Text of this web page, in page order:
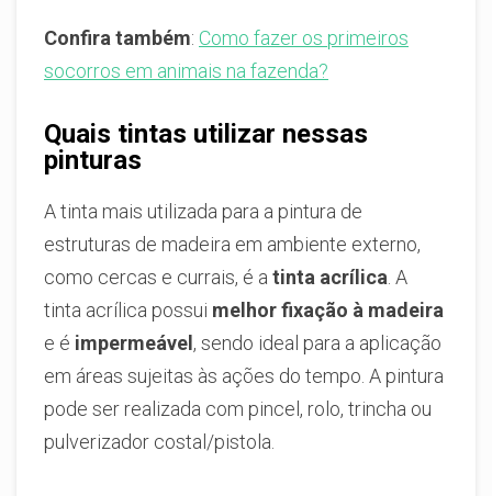
Confira também: Como fazer os primeiros
socorros em animais na fazenda?
Quais tintas utilizar nessas
pinturas
A tinta mais utilizada para a pintura de
estruturas de madeira em ambiente externo,
como cercas e currais, é a tinta acrílica . A
tinta acrílica possui melhor fixação à madeira
e é impermeável, sendo ideal para a aplicação
em áreas sujeitas às ações do tempo. A pintura
pode ser realizada com pincel, rolo, trincha ou
pulverizador costal/pistola.